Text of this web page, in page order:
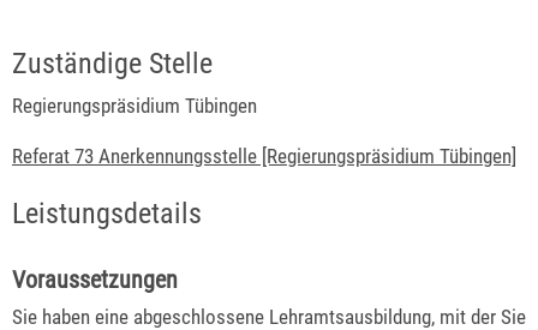
Zuständige Stelle
Regierungspräsidium Tübingen
Referat 73 Anerkennungsstelle [Regierungspräsidium Tübingen]
Leistungsdetails
Voraussetzungen
Sie haben eine abgeschlossene Lehramtsausbildung, mit der Sie